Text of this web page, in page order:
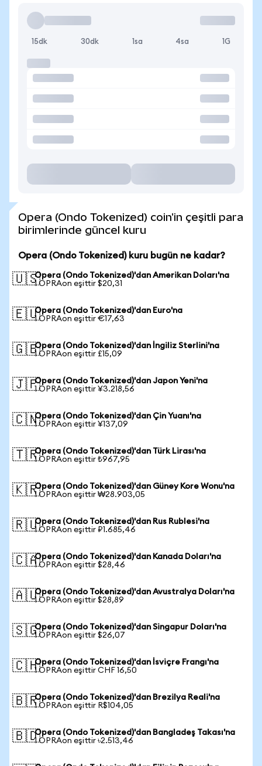
15dk 30dk 1sa 4sa 1G
Opera (Ondo Tokenized) coin'in çeşitli para
birimlerinde güncel kuru
Opera (Ondo Tokenized) kuru bugün ne kadar?
🇺🇸Opera (Ondo Tokenized)'dan Amerikan Doları'na
1 OPRAon eşittir $20,31
🇪🇺Opera (Ondo Tokenized)'dan Euro'na
1 OPRAon eşittir €17,63
🇬🇧Opera (Ondo Tokenized)'dan İngiliz Sterlini'na
1 OPRAon eşittir £15,09
🇯🇵Opera (Ondo Tokenized)'dan Japon Yeni'na
1 OPRAon eşittir ¥3.218,56
🇨🇳Opera (Ondo Tokenized)'dan Çin Yuanı'na
1 OPRAon eşittir ¥137,09
🇹🇷Opera (Ondo Tokenized)'dan Türk Lirası'na
1 OPRAon eşittir ₺967,95
🇰🇷Opera (Ondo Tokenized)'dan Güney Kore Wonu'na
1 OPRAon eşittir ₩28.903,05
🇷🇺Opera (Ondo Tokenized)'dan Rus Rublesi'na
1 OPRAon eşittir ₽1.685,46
🇨🇦Opera (Ondo Tokenized)'dan Kanada Doları'na
1 OPRAon eşittir $28,46
🇦🇺Opera (Ondo Tokenized)'dan Avustralya Doları'na
1 OPRAon eşittir $28,89
🇸🇬Opera (Ondo Tokenized)'dan Singapur Doları'na
1 OPRAon eşittir $26,07
🇨🇭Opera (Ondo Tokenized)'dan İsviçre Frangı'na
1 OPRAon eşittir CHF 16,50
🇧🇷Opera (Ondo Tokenized)'dan Brezilya Reali'na
1 OPRAon eşittir R$104,05
🇧🇩Opera (Ondo Tokenized)'dan Bangladeş Takası'na
1 OPRAon eşittir ৳2.513,46